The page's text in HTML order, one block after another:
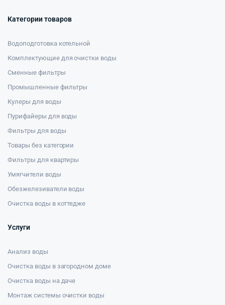
Категории товаров
Водоподготовка котельной
Комплектующие для очистки воды
Сменные фильтры
Промышленные фильтры
Кулеры для воды
Пурифайеры для воды
Фильтры для воды
Товары без категории
Фильтры для квартиры
Умягчители воды
Обезжелезиватели воды
Очистка воды в коттедже
Услуги
Анализ воды
Очистка воды в загородном доме
Очистка воды на даче
Монтаж системы очистки воды